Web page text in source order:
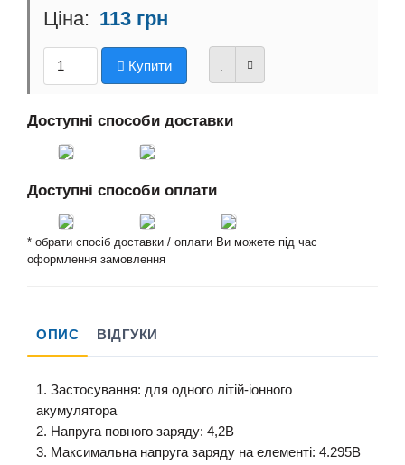
113 грн
Купити
Доступні способи доставки
Доступні способи оплати
* обрати спосіб доставки / оплати Ви можете під час
оформлення замовлення
ОПИС ВІДГУКИ
1. Застосування: для одного літій-іонного
акумулятора
2. Напруга повного заряду: 4,2В
3. Максимальна напруга заряду на елементі: 4.295В